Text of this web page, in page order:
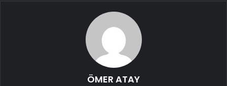
ÖMER ATAY